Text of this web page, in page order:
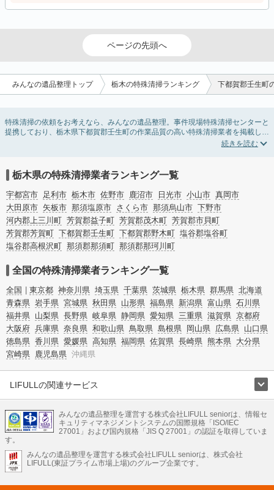
ページの先頭へ
みんなの遺品整理トップ 栃木の特殊清掃ランキング 下都賀郡壬生町
特殊清掃の依頼をお考えなら、みんなの遺品整理。事件現場特殊清掃センターと
提携しており、栃木県下都賀郡壬生町の作業品質の高い特殊清掃業者を掲載して
います。孤独死・孤立死に伴う不用品の処分・回収・引き取りから、事件・事
ない場合はリフォームによる原状回復・オゾン脱臭機による腐敗臭などの臭いの
脱臭・消臭サービスなど絞り込み条件を利用し検索してみましょう。
また故人のご遺族だけでなく不動産管理会社様やオーナー様(賃貸家主様)、行政
のご担当者様でも相談できます。
栃木県の特殊清掃業者ランキング一覧
宇都宮市 足利市 栃木市 佐野市 鹿沼市 日光市 小山市 真岡市
大田原市 矢板市 那須塩原市 さくら市 那須烏山市 下野市
河内郡上三川町 芳賀郡益子町 芳賀郡茂木町 芳賀郡市貝町
芳賀郡芳賀町 下都賀郡壬生町 下都賀郡野木町 塩谷郡塩谷町
塩谷郡高根沢町 那須郡那須町 那須郡那珂川町
全国の特殊清掃業者ランキング一覧
全国 東京都 神奈川県 埼玉県 千葉県 茨城県 栃木県 群馬県 北海道
青森県 岩手県 宮城県 秋田県 山形県 福島県 新潟県 富山県 石川県
福井県 山梨県 長野県 岐阜県 静岡県 愛知県 三重県 滋賀県 京都府
大阪府 兵庫県 奈良県 和歌山県 鳥取県 島根県 岡山県 広島県 山口県
徳島県 香川県 愛媛県 高知県 福岡県 佐賀県 長崎県 熊本県 大分県
宮崎県 鹿児島県 沖縄県
LIFULLの関連サービス
不動産・住宅
引越し 老人ホーム 地方創生 ママの就労支援
不動産クラウドファンディング 遺品整理 老後の暮らし情報
LIFULL HOME'Sのサービス
不動産・住宅
不動産査定 マンション専門売却査定 不動産投資 アドバイザー
みんなの遺品整理を運営する株式会社LIFULL seniorは、情報セ
キュリティマネジメントシステムの国際規格「ISO/IEC
27001」および国内規格「JIS Q 27001」の認証を取得していま
す。
みんなの遺品整理を運営する株式会社LIFULL seniorは、株式会社
LIFULL(東証プライム市場上場)のグループ企業です。